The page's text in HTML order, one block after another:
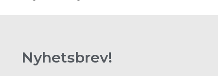
Nyhetsbrev!